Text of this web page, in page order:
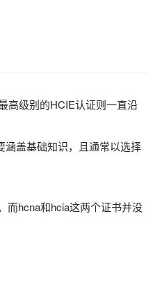
高级别的HCIE认证则一直沿
涵盖基础知识，且通常以选择
而hcna和hcia这两个证书并没